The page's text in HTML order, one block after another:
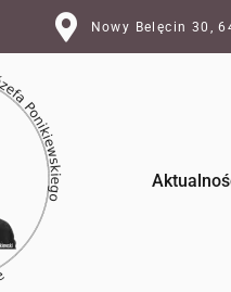
Nowy Belęcin 30,